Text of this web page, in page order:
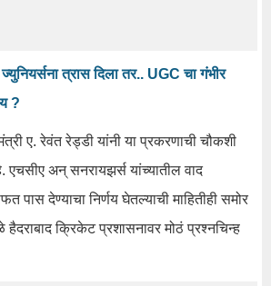
त्रास दिला तर.. UGC चा गंभीर
?
ए. रेवंत रेड्डी यांनी या प्रकरणाची चौकशी
अन् सनरायझर्स यांच्यातील वाद
पास देण्याचा निर्णय घेतल्याची माहितीही समोर
क्रिकेट प्रशासनावर मोठं प्रश्नचिन्ह